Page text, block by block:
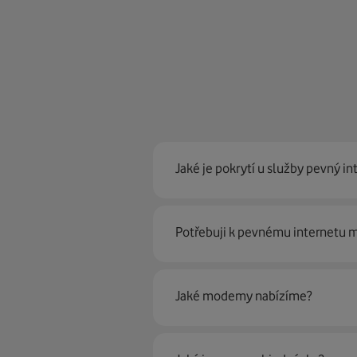
Jaké je pokrytí u služby pevný
Pevný internet můžeme
Potřebuji k pevnému internetu
Ano, potřebujete. Rádi vám ho
poradí naši proškolení prodejci
Jaké modemy nabízíme?